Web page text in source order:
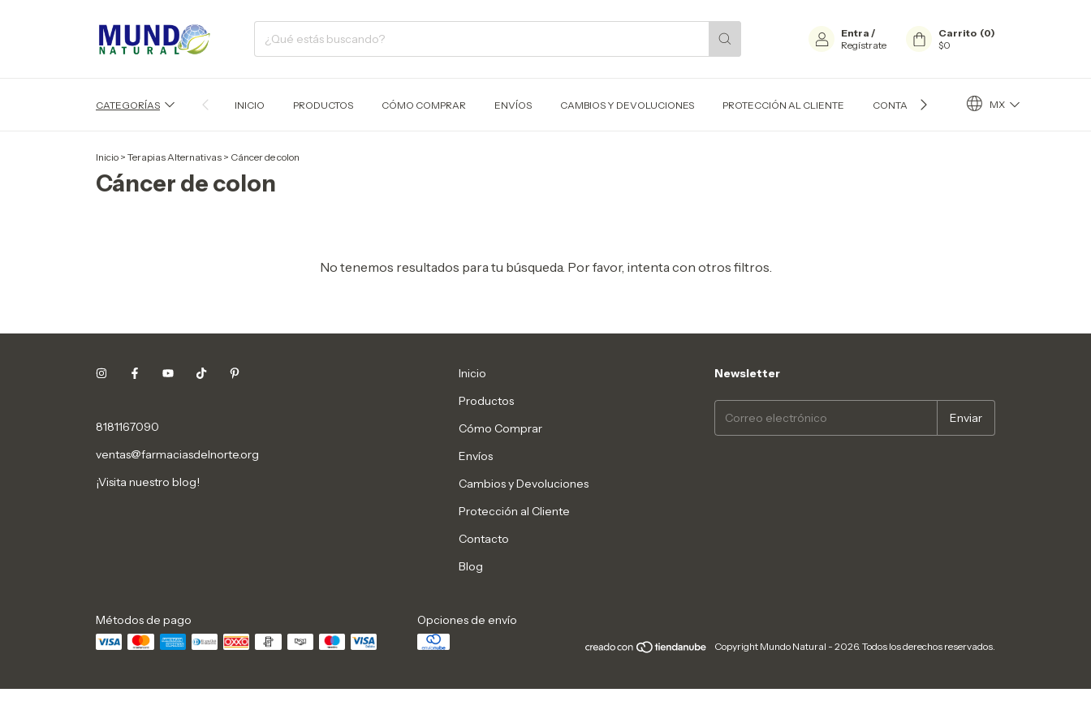
Entra /
Regístrate
Carrito (0)
$0
CATEGORÍAS INICIO PRODUCTOS CÓMO COMPRAR ENVÍOS CAMBIOS Y DEVOLUCIONES PROTECCIÓN AL CLIENTE CONTACTO BLOG MX
Inicio > Terapias Alternativas > Cáncer de colon
Cáncer de colon
No tenemos resultados para tu búsqueda. Por favor, intenta con otros filtros.
8181167090
ventas@farmaciasdelnorte.org
¡Visita nuestro blog!
Inicio
Productos
Cómo Comprar
Envíos
Cambios y Devoluciones
Protección al Cliente
Contacto
Blog
Newsletter
Métodos de pago Opciones de envío
Copyright Mundo Natural - 2026. Todos los derechos reservados.